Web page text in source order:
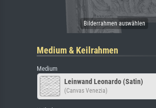
Medium & Keilrahmen
Medium
Leinwand Leonardo (Satin)
(Canvas Venezia)